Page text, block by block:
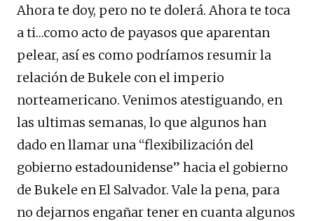
Ahora te doy, pero no te dolerá. Ahora te toca
a ti…como acto de payasos que aparentan
pelear, así es como podríamos resumir la
relación de Bukele con el imperio
norteamericano. Venimos atestiguando, en
las ultimas semanas, lo que algunos han
dado en llamar una “flexibilización del
gobierno estadounidense” hacia el gobierno
de Bukele en El Salvador. Vale la pena, para
no dejarnos engañar tener en cuanta algunos